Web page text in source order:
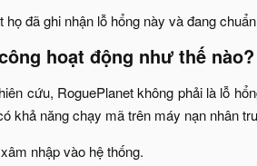
họ đã ghi nhận lỗ hổng này và đang
hoạt động như thế nào?​
cứu, RoguePlanet không phải là lỗ
khả năng chạy mã trên máy nạn nhân
nhập vào hệ thống.​